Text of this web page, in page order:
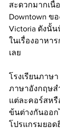
สะดวกมากเนื่
Downtown ข
Victoria ดังนั้น
ในเรื่องอาหา
เลย
โรงเรียนภาษ
ภาษาอังกฤษส
แต่ละคอร์สหรื
ข้นต่างกันออ
โปรแกรมยอด